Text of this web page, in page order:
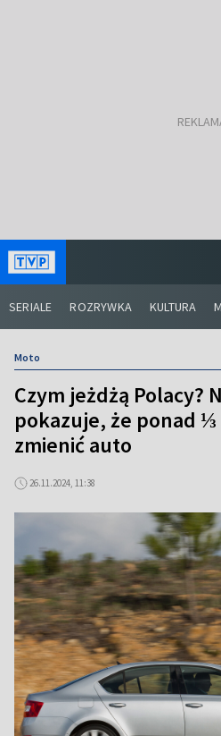
SERIALE ROZRYWKA KULTURA
Moto
Czym jeżdżą Polacy?
pokazuje, że ponad ⅓
zmienić auto
26.11.2024, 11:38